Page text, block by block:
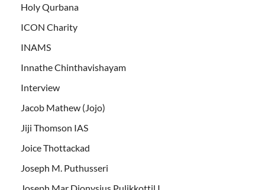
Holy Qurbana
ICON Charity
INAMS
Innathe Chinthavishayam
Interview
Jacob Mathew (Jojo)
Jiji Thomson IAS
Joice Thottackad
Joseph M. Puthusseri